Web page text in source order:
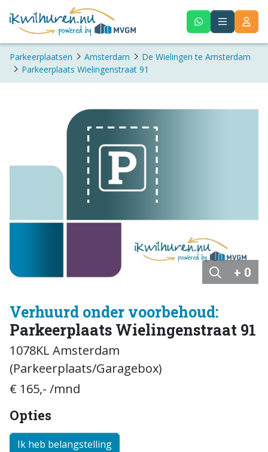
Parkeerplaatsen Amsterdam
De Wielingen te Amsterdam
Parkeerplaats Wielingenstraat 91
+ 0
Verhuurd onder voorbehoud:
Parkeerplaats Wielingenstraat 91
1078KL Amsterdam
(Parkeerplaats/Garagebox)
€ 165,- /mnd
Opties
Ik heb belangstelling